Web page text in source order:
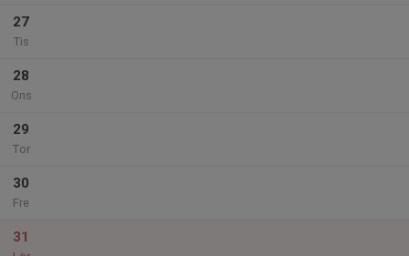
27
Tis
28
Ons
29
Tor
30
Fre
31